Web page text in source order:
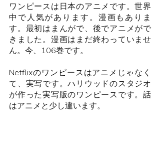
ワンピースは日本のアニメです。世界
中で人気があります。漫画もありま
す。最初はまんがで、後でアニメがで
きました。漫画はまだ終わっていませ
ん。今、106巻です。
Netflixのワンピースはアニメじゃなく
て、実写です。ハリウッドのスタジオ
が作った実写版のワンピースです。話
はアニメと少し違います。